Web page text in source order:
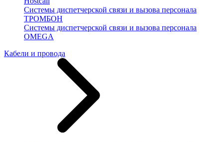
Системы диспетчерской связи и вызова персонала
ТРОМБОН
Системы диспетчерской связи и вызова персонала
OMEGA
Кабели и провода